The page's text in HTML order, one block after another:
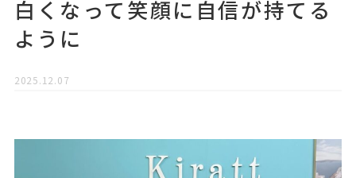
白くなって笑顔に自信が持てる
ように
2025.12.07